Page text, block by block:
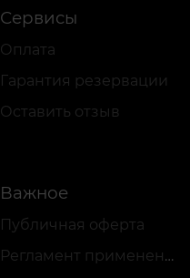
Сервисы
Оплата
Гарантия резервации
Оставить отзыв
Важное
Публичная оферта
Регламент применения акций и VEAN COINS